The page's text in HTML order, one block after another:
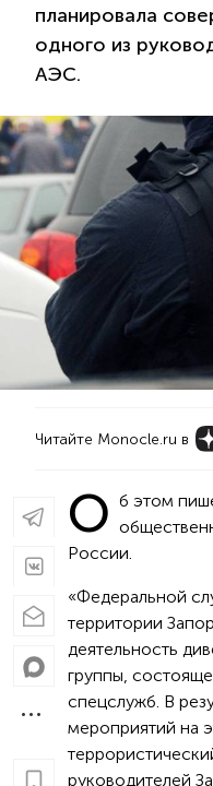
планировала
одного из
АЭС.
Читайте Monocle.ru в
О б этом
России.
«Федеральной
территории
деятельность
группы,
спецслужб. В
мероприятий на
руководителей